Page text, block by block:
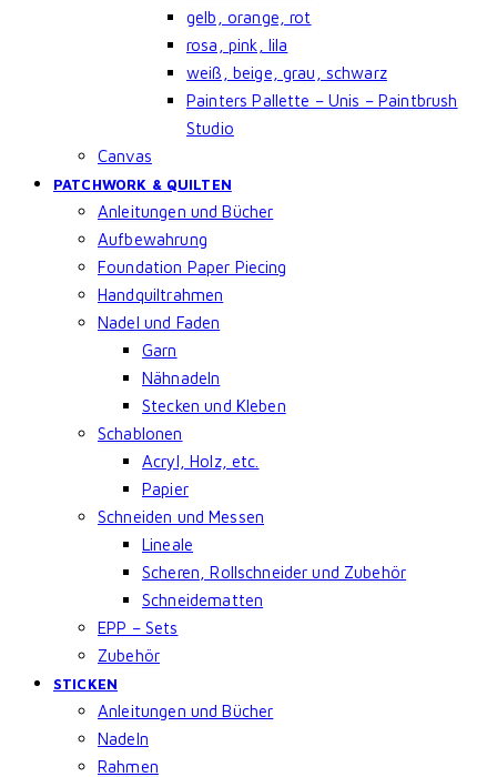
gelb, orange, rot
rosa, pink, lila
weiß, beige, grau, schwarz
Painters Pallette – Unis – Paintbrush
Studio
Canvas
PATCHWORK & QUILTEN
Anleitungen und Bücher
Aufbewahrung
Foundation Paper Piecing
Handquiltrahmen
Nadel und Faden
Garn
Nähnadeln
Stecken und Kleben
Schablonen
Acryl, Holz, etc.
Papier
Schneiden und Messen
Lineale
Scheren, Rollschneider und Zubehör
Schneidematten
EPP – Sets
Zubehör
STICKEN
Anleitungen und Bücher
Nadeln
Rahmen